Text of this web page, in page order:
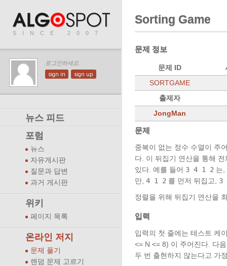
SINCE 2007
로그인하세요.
sign in sign up
뉴스 피드
포럼
뉴스
자유게시판
질문과 답변
과거 게시판
위키
페이지 목록
온라인 저지
문제 풀기
랜덤 문제 고르기
Sorting Game
문제 정보
문제 ID
SORTGAME
출제자
JongMan
문제
중복이 없는 정수 수열이 주
다. 이 뒤집기 연산을 통해
있다. 예를 들어 3 4 1 2 는,
만, 4 1 2 를 먼저 뒤집고, 3
정렬을 위해 뒤집기 연산을
입력
입력의 첫 줄에는 테스트 케
<= N <= 8) 이 주어진다. 다
두 번 출현하지 않는다고 가